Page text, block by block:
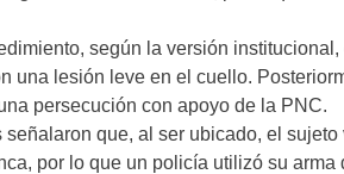
según la versión
una lesión leve en el cuello.
persecución con apoyo de la PNC.
señalaron que, al ser ubicado, el
por lo que un policía utilizó su